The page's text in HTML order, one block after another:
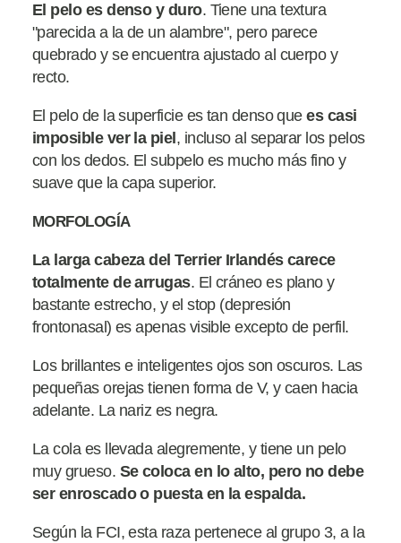
El pelo es denso y duro. Tiene una textura
"parecida a la de un alambre", pero parece
quebrado y se encuentra ajustado al cuerpo y
recto.
El pelo de la superficie es tan denso quees casi
imposible ver la piel , incluso al separar los pelos
con los dedos. El subpelo es mucho más fino y
suave que la capa superior.
MORFOLOGÍA
La larga cabeza del Terrier Irlandés carece
totalmente de arrugas. El cráneo es plano y
bastante estrecho, y el stop (depresión
frontonasal) es apenas visible excepto de perfil.
Los brillantes e inteligentes ojos son oscuros. Las
pequeñas orejas tienen forma de V, y caen hacia
adelante. La nariz es negra.
La cola es llevada alegremente, y tiene un pelo
muy grueso. Se coloca en lo alto, pero no debe
ser enroscado o puesta en la espalda.
Según la FCI, esta raza pertenece al grupo 3, a la